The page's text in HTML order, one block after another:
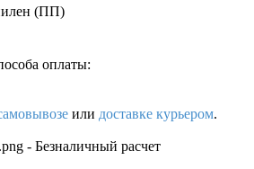
(ПП)
оплаты:
или доставке курьером.
- Безналичный расчет